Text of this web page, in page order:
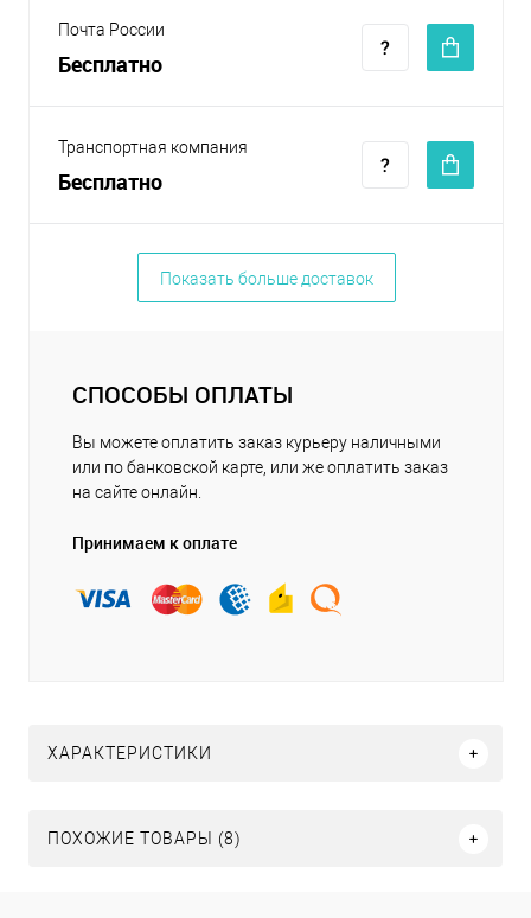
Почта России
Бесплатно
Транспортная компания
Бесплатно
Показать больше доставок
СПОСОБЫ ОПЛАТЫ
Вы можете оплатить заказ курьеру наличными
или по банковской карте, или же оплатить заказ
на сайте онлайн.
Принимаем к оплате
ХАРАКТЕРИСТИКИ
ПОХОЖИЕ ТОВАРЫ (8)